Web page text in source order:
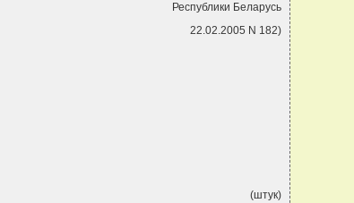
Республики Беларусь
22.02.2005 N 182)
(штук)